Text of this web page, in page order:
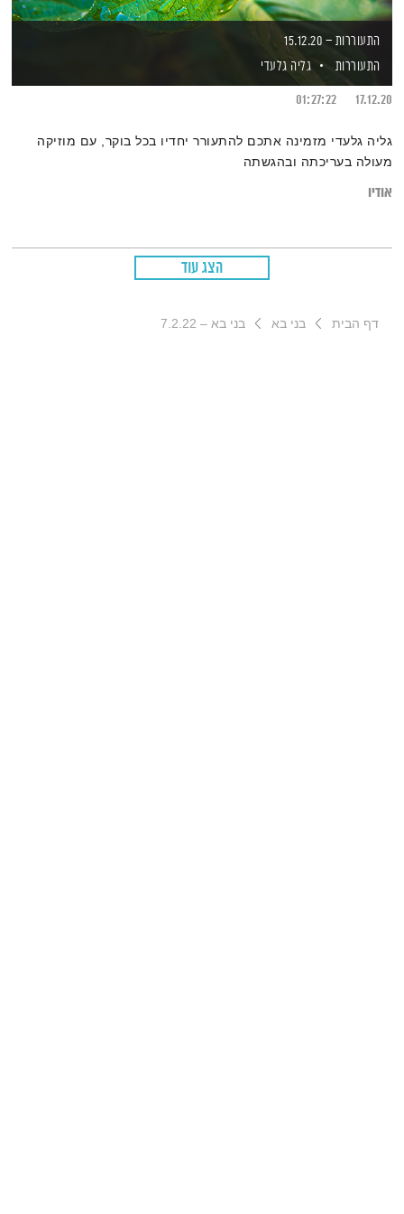
התעוררות – 15.12.20
התעוררות
גליה גלעדי
17.12.20
01:27:22
גליה גלעדי מזמינה אתכם להתעורר יחדיו בכל בוקר, עם מוזיקה
מעולה בעריכתה ובהגשתה
אודיו
הצג עוד
דף הבית בני בא בני בא – 7.2.22